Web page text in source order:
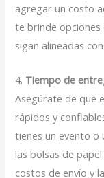
agregar un costo
te brinde opciones
sigan alineadas
4. Tiempo de
Asegúrate de que
rápidos y
tienes un evento o
las bolsas de
costos de envío y